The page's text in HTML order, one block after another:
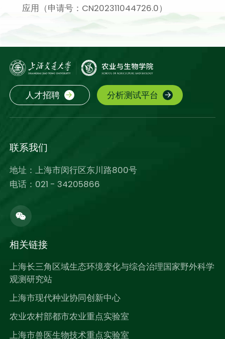
应用（申请号：CN202311044726.0）
人才招聘 分析测试平台
联系我们
地址：上海市闵行区东川路800号
电话：021 - 34205866
相关链接
上海长三角区域生态环境变化与综合治理国家野外科学
观测研究站
上海市现代种业协同创新中心
农业农村部都市农业重点实验室
上海市兽医生物技术重点实验室